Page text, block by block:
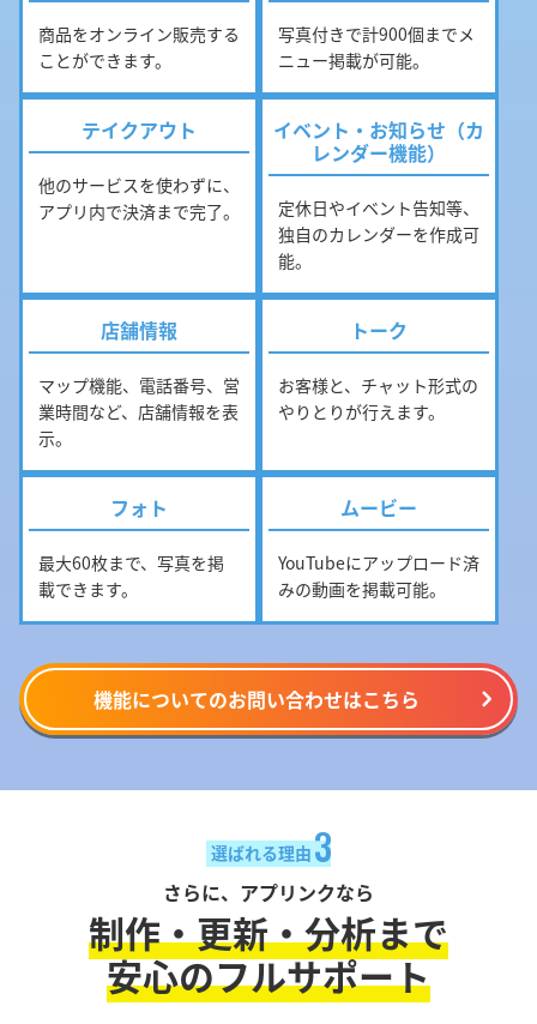
商品をオンライン販売する
ことができます。
写真付きで計900個までメ
ニュー掲載が可能。
テイクアウト
他のサービスを使わずに、
アプリ内で決済まで完了。
イベント・お知らせ （カ
レンダー機能）
定休日やイベント告知等、
独自のカレンダーを作成可
能。
店舗情報
マップ機能、電話番号、営
業時間など、店舗情報を表
示。
トーク
お客様と、チャット形式の
やりとりが行えます。
フォト
最大60枚まで、写真を掲
載できます。
ムービー
YouTubeにアップロード済
みの動画を掲載可能。
機能についてのお問い合わせはこちら
選ばれる理由3
さらに、アプリンクなら
制作・更新・分析まで
安心のフルサポート